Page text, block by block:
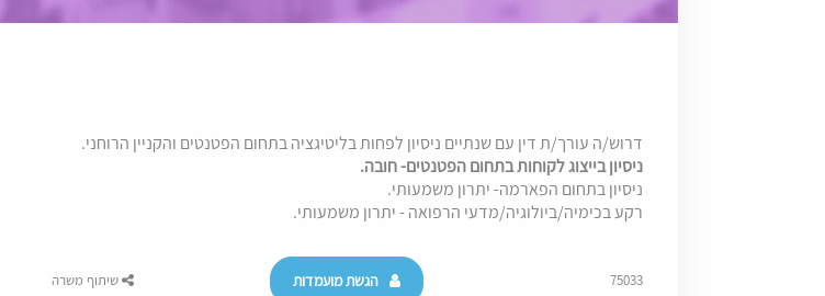
דרוש/ה עורך/ת דין עם שנתיים ניסיון לפחות בליטיגציה בתחום הפטנטים והקניין הרוחני.
ניסיון בייצוג לקוחות בתחום הפטנטים- חובה.
ניסיון בתחום הפארמה- יתרון משמעותי.
רקע בכימיה/ביולוגיה/מדעי הרפואה - יתרון משמעותי.
75033 הגשת מועמדות שיתוף משרה